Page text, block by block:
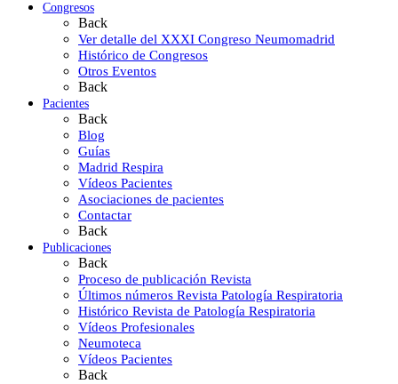
Congresos
Back
Ver detalle del XXXI Congreso Neumomadrid
Histórico de Congresos
Otros Eventos
Back
Pacientes
Back
Blog
Guías
Madrid Respira
Vídeos Pacientes
Asociaciones de pacientes
Contactar
Back
Publicaciones
Back
Proceso de publicación Revista
Últimos números Revista Patología Respiratoria
Histórico Revista de Patología Respiratoria
Vídeos Profesionales
Neumoteca
Vídeos Pacientes
Back